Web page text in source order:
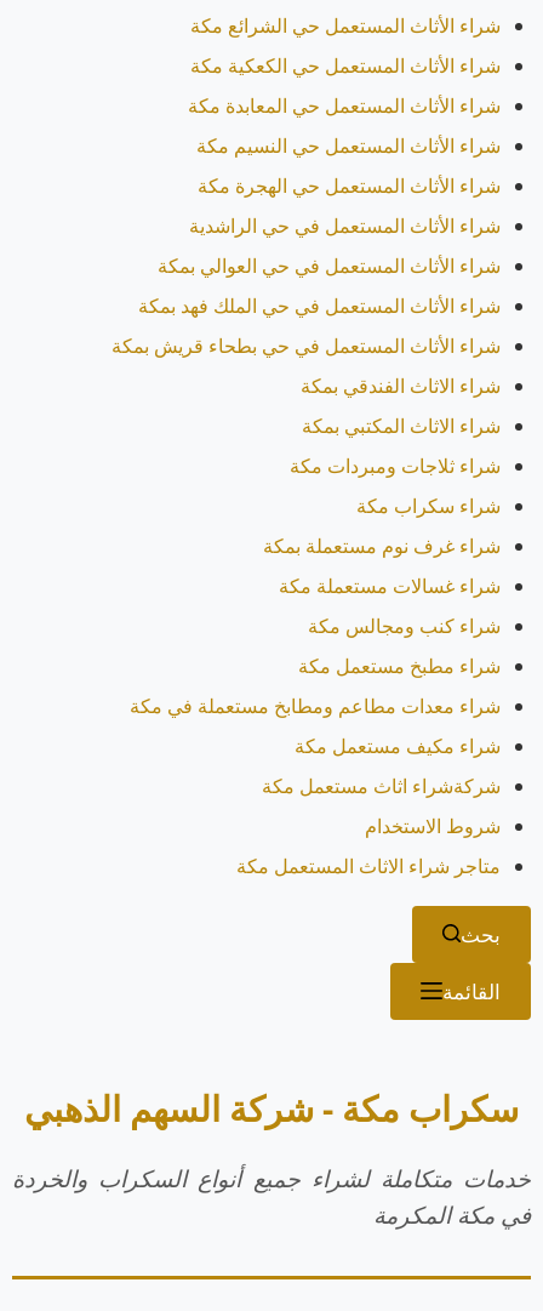
شراء الأثاث المستعمل حي الشرائع مكة
شراء الأثاث المستعمل حي الكعكية مكة
شراء الأثاث المستعمل حي المعابدة مكة
شراء الأثاث المستعمل حي النسيم مكة
شراء الأثاث المستعمل حي الهجرة مكة
شراء الأثاث المستعمل في حي الراشدية
شراء الأثاث المستعمل في حي العوالي بمكة​
شراء الأثاث المستعمل في حي الملك فهد بمكة
شراء الأثاث المستعمل في حي بطحاء قريش بمكة
شراء الاثاث الفندقي بمكة
شراء الاثاث المكتبي بمكة
شراء ثلاجات ومبردات مكة
شراء سكراب مكة
شراء غرف نوم مستعملة بمكة
شراء غسالات مستعملة مكة
شراء كنب ومجالس مكة
شراء مطبخ مستعمل مكة
شراء معدات مطاعم ومطابخ مستعملة في مكة
شراء مكيف مستعمل مكة
شركةشراء اثاث مستعمل مكة
شروط الاستخدام
متاجر شراء الاثاث المستعمل مكة
بحث
القائمة
سكراب مكة - شركة السهم الذهبي
خدمات متكاملة لشراء جميع أنواع السكراب والخردة
في مكة المكرمة